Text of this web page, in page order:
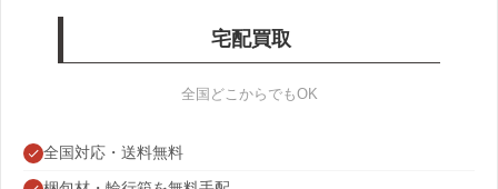
宅配買取
全国どこからでもOK
全国対応・送料無料